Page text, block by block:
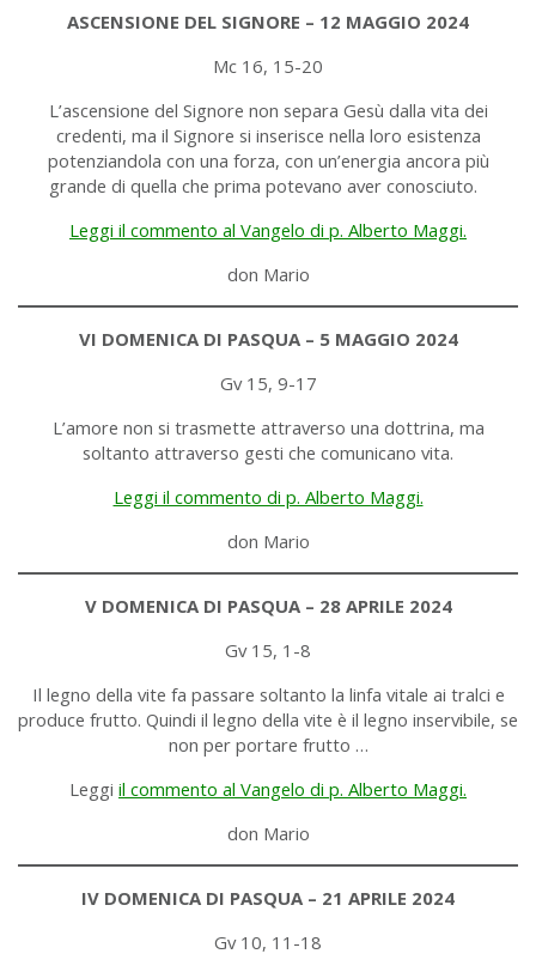
ASCENSIONE DEL SIGNORE – 12 MAGGIO 2024
Mc 16, 15-20
L’ascensione del Signore non separa Gesù dalla vita dei
credenti, ma il Signore si inserisce nella loro esistenza
potenziandola con una forza, con un’energia ancora più
grande di quella che prima potevano aver conosciuto.
Leggi il commento al Vangelo di p. Alberto Maggi.
don Mario
VI DOMENICA DI PASQUA – 5 MAGGIO 2024
Gv 15, 9-17
L’amore non si trasmette attraverso una dottrina, ma
soltanto attraverso gesti che comunicano vita.
Leggi il commento di p. Alberto Maggi.
don Mario
V DOMENICA DI PASQUA – 28 APRILE 2024
Gv 15, 1-8
Il legno della vite fa passare soltanto la linfa vitale ai tralci e
produce frutto. Quindi il legno della vite è il legno inservibile, se
non per portare frutto …
Leggi il commento al Vangelo di p. Alberto Maggi.
don Mario
IV DOMENICA DI PASQUA – 21 APRILE 2024
Gv 10, 11-18